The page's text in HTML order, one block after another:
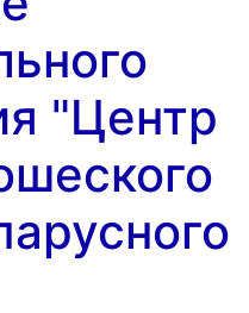
"Центр